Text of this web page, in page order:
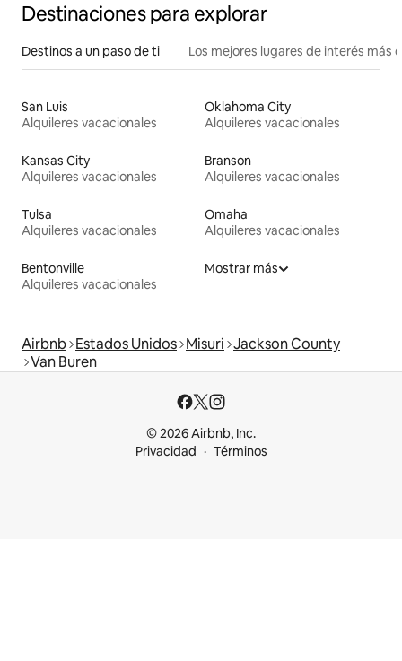
Destinaciones para explorar
Destinos a un paso de ti Los mejores lugares de interés más
San Luis
Alquileres vacacionales
Oklahoma City
Alquileres vacacionales
Kansas City
Alquileres vacacionales
Branson
Alquileres vacacionales
Tulsa
Alquileres vacacionales
Omaha
Alquileres vacacionales
Bentonville
Alquileres vacacionales
Mostrar más
Airbnb Estados Unidos Misuri Jackson County
Van Buren
© 2026 Airbnb, Inc.
Privacidad
Términos